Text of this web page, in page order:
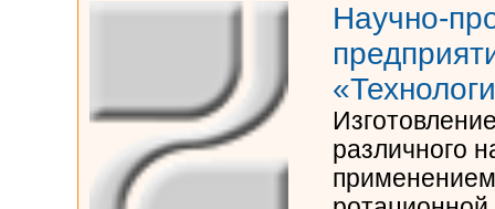
Научно-
различного